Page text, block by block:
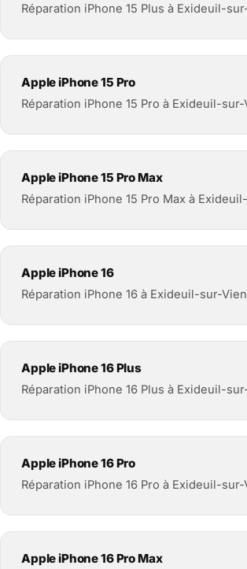
Réparation iPhone 15 Plus à Exideuil-
Apple iPhone 15 Pro
Réparation iPhone 15 Pro à Exideuil-
Apple iPhone 15 Pro Max
Réparation iPhone 15 Pro Max à
Apple iPhone 16
Réparation iPhone 16 à Exideuil-sur-
Apple iPhone 16 Plus
Réparation iPhone 16 Plus à Exideuil-
Apple iPhone 16 Pro
Réparation iPhone 16 Pro à Exideuil-
Apple iPhone 16 Pro Max